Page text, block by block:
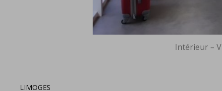
Intérieur –
LIMOGES